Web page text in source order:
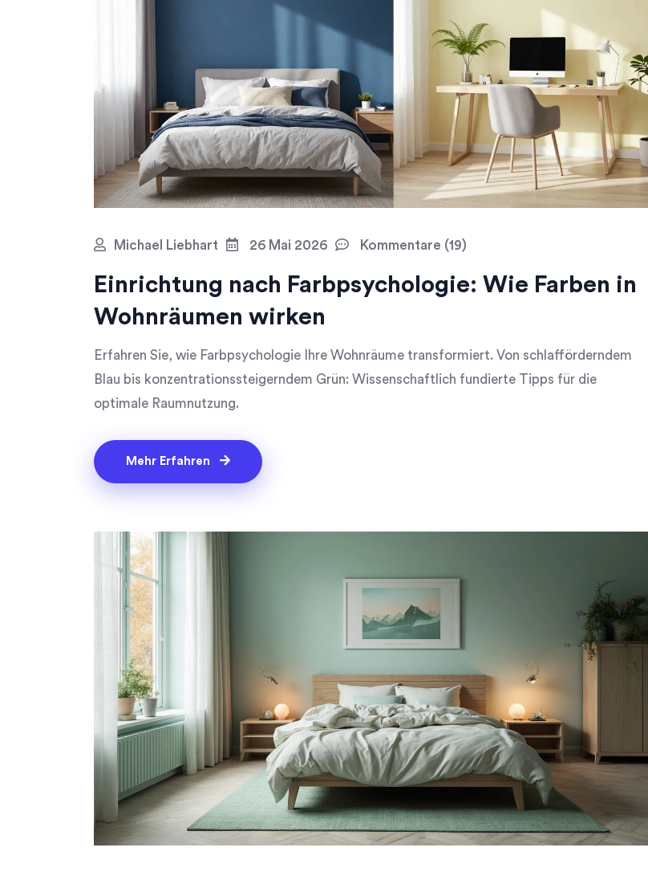
Michael Liebhart 26 Mai 2026 Kommentare (19)
Einrichtung nach Farbpsychologie: Wie Farben in
Wohnräumen wirken
Erfahren Sie, wie Farbpsychologie Ihre Wohnräume transformiert. Von schlafförderndem
Blau bis konzentrationssteigerndem Grün: Wissenschaftlich fundierte Tipps für die
optimale Raumnutzung.
Mehr Erfahren